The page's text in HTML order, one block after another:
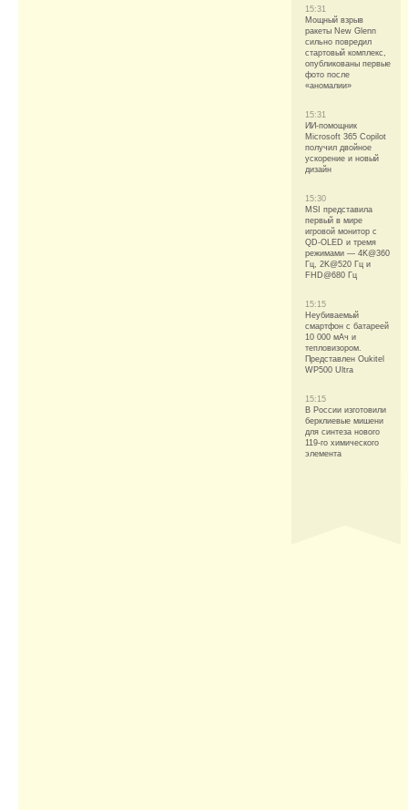
15:31
Мощный взрыв
ракеты New Glenn
сильно повредил
стартовый комплекс,
опубликованы первые
фото после
«аномалии»
15:31
ИИ-помощник
Microsoft 365 Copilot
получил двойное
ускорение и новый
дизайн
15:30
MSI представила
первый в мире
игровой монитор с
QD-OLED и тремя
режимами — 4K@360
Гц, 2K@520 Гц и
FHD@680 Гц
15:15
Неубиваемый
смартфон с батареей
10 000 мАч и
тепловизором.
Представлен Oukitel
WP500 Ultra
15:15
В России изготовили
берклиевые мишени
для синтеза нового
119-го химического
элемента